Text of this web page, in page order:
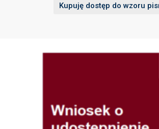
Kupuję dostęp do wzoru